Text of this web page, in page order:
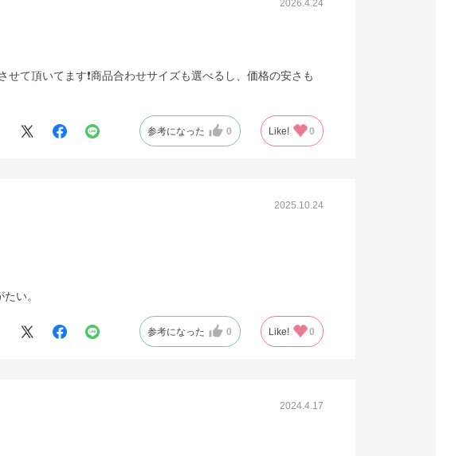
2026.4.24
て頂いてます❗商品合わせサイズも選べるし、価格の安さも
参考になった 0 Like! 0
2025.10.24
い。
参考になった 0 Like! 0
2024.4.17